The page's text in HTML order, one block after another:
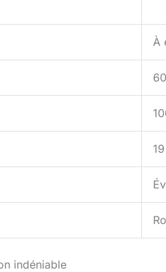
À
indéniable